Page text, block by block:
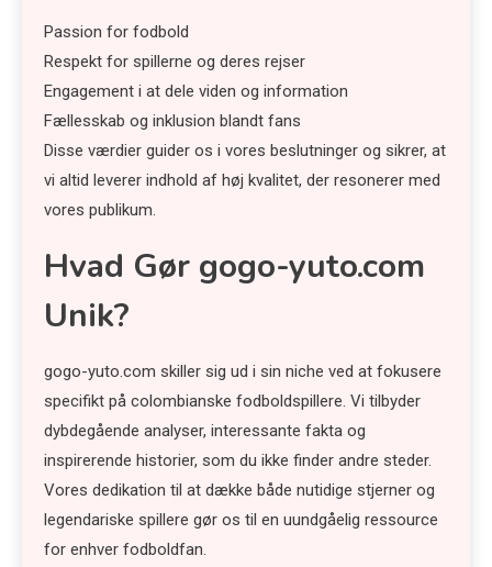
Passion for fodbold
Respekt for spillerne og deres rejser
Engagement i at dele viden og information
Fællesskab og inklusion blandt fans
Disse værdier guider os i vores beslutninger og sikrer, at
vi altid leverer indhold af høj kvalitet, der resonerer med
vores publikum.
Hvad Gør gogo-yuto.com
Unik?
gogo-yuto.com skiller sig ud i sin niche ved at fokusere
specifikt på colombianske fodboldspillere. Vi tilbyder
dybdegående analyser, interessante fakta og
inspirerende historier, som du ikke finder andre steder.
Vores dedikation til at dække både nutidige stjerner og
legendariske spillere gør os til en uundgåelig ressource
for enhver fodboldfan.